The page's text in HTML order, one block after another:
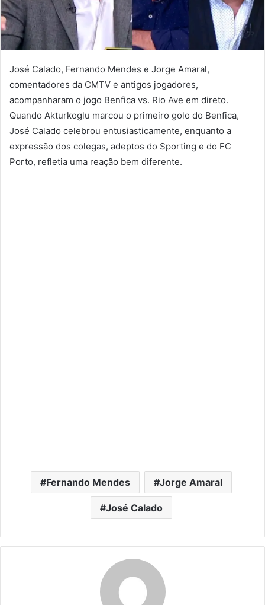
José Calado, Fernando Mendes e Jorge Amaral,
comentadores da CMTV e antigos jogadores,
acompanharam o jogo Benfica vs. Rio Ave em direto.
Quando Akturkoglu marcou o primeiro golo do Benfica,
José Calado celebrou entusiasticamente, enquanto a
expressão dos colegas, adeptos do Sporting e do FC
Porto, refletia uma reação bem diferente.
Fernando Mendes Jorge Amaral
José Calado